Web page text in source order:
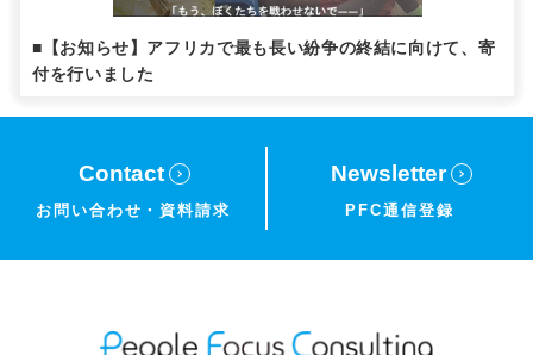
■【お知らせ】アフリカで最も長い紛争の終結に向けて、寄
付を行いました
Contact
お問い合わせ・ 資料請求
Newsletter
PFC通信登録